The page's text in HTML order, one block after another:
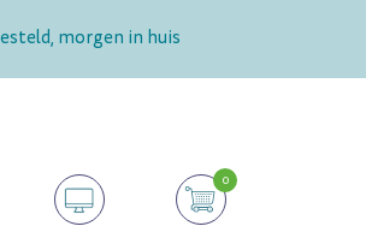
morgen in huis
0